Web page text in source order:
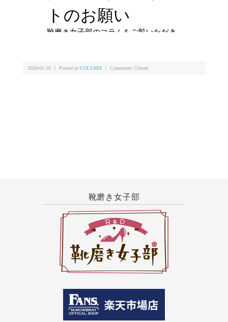
2020-01-16 ｜ Posted in COLUMN Comments Closed
靴磨き女子部